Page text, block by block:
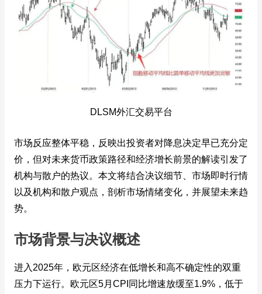
DLSM外汇交易平台
市场反应整体平稳，反映出投资者对降息决定早已充分定
价，但对未来货币政策路径和经济增长前景的解读引发了
机构与散户的热议。本文将结合决议细节、市场即时行情
以及机构和散户观点，剖析市场情绪变化，并展望未来趋
势。
市场背景与决议概述
进入2025年，欧元区经济在低增长和高不确定性的双重
压力下运行。欧元区5月CPI同比增速放缓至1.9%，低于